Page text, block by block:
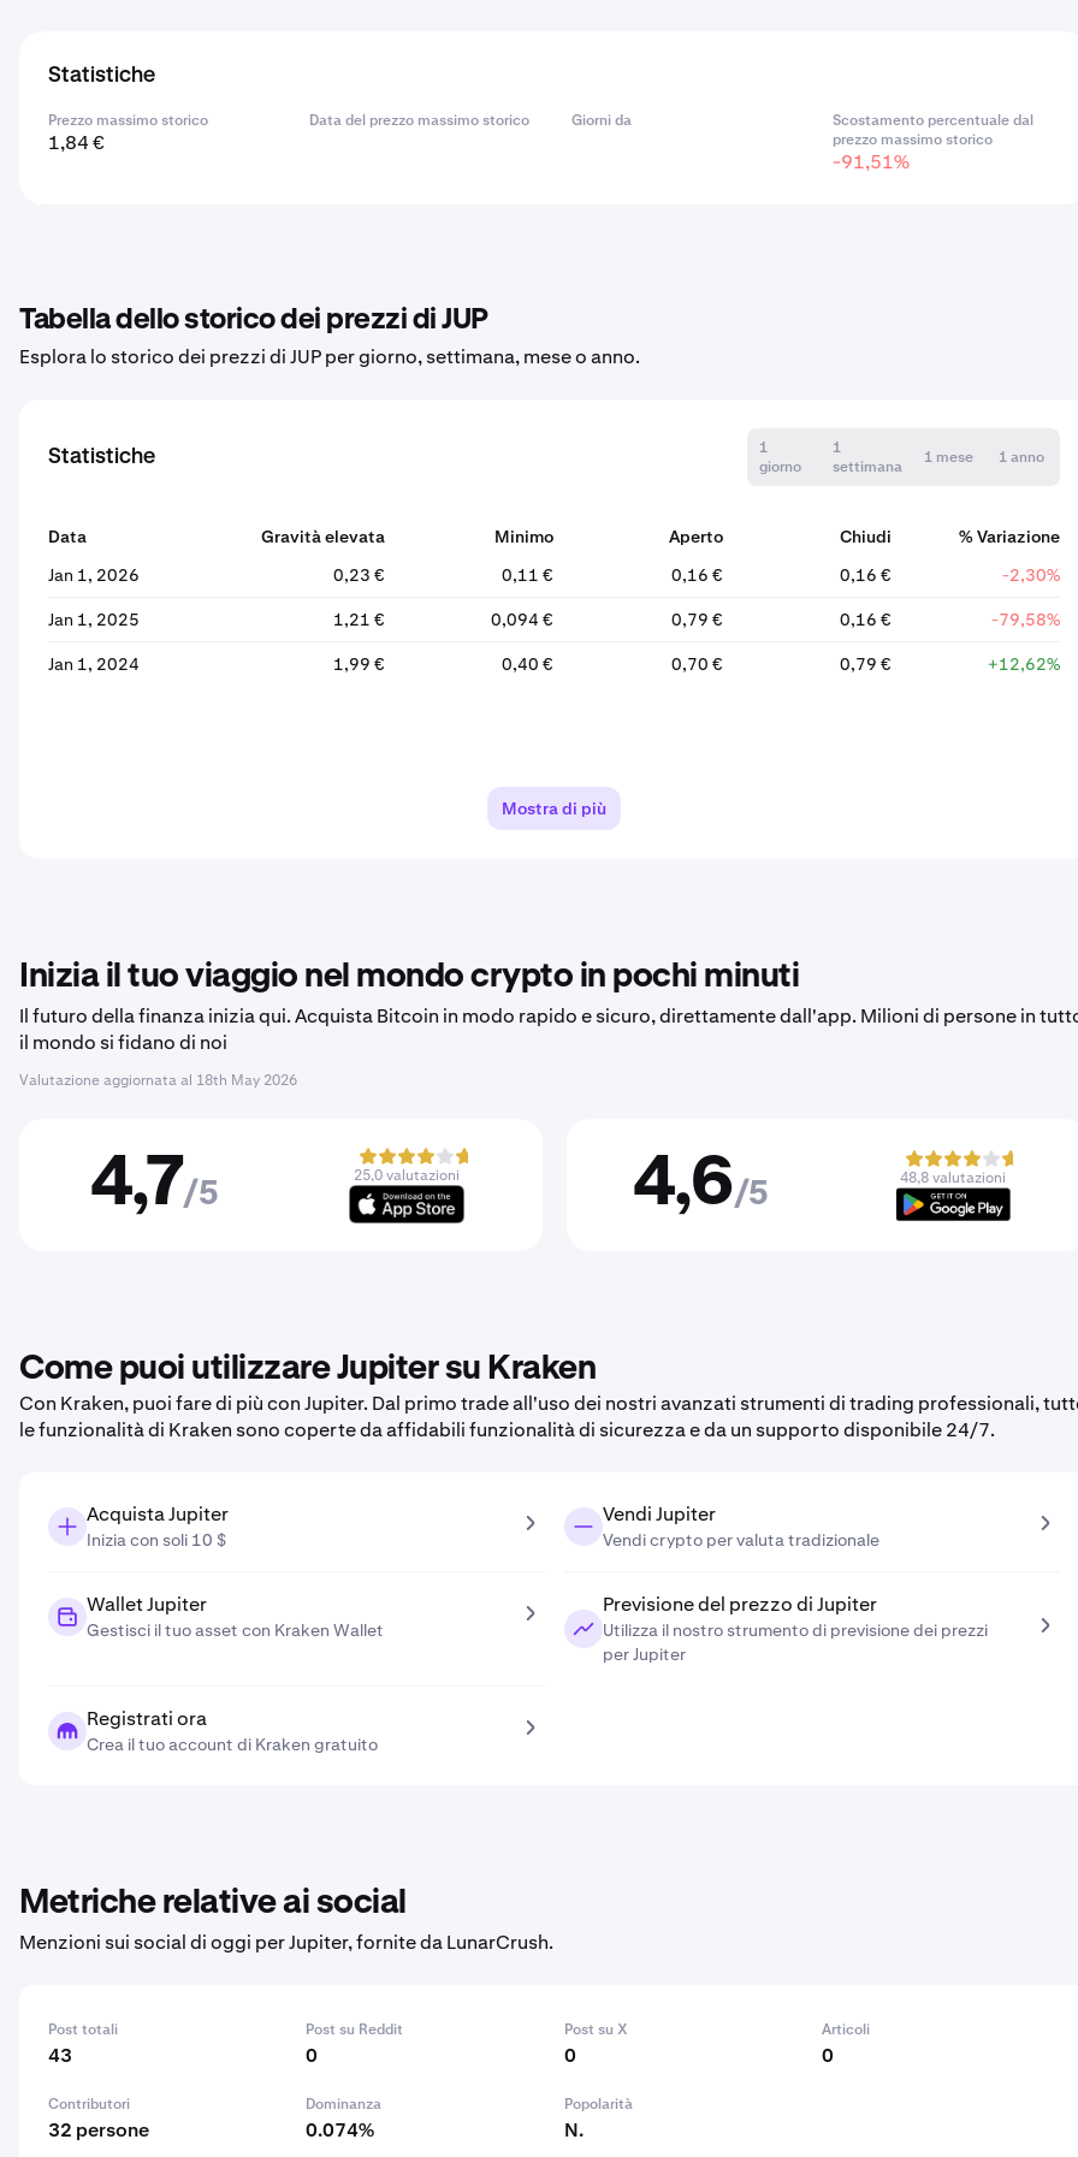
Statistiche
Prezzo massimo storico
1,84 €
Data del prezzo massimo storico Giorni da
Scostamento percentuale dal
prezzo massimo storico
-91,51%
Tabella dello storico dei prezzi di JUP
Esplora lo storico dei prezzi di JUP per giorno, settimana, mese o anno.
Statistiche
1
giorno
1
settimana
1 mese 1 anno
Data Gravità elevata Minimo Aperto Chiudi
% Variazione
Jan 1, 2026
0,23 € 0,11 € 0,16 € 0,16 € -2,30%
Jan 1, 2025 1,21 € 0,094 € 0,79 € 0,16 € -79,58%
Jan 1, 2024 1,99 € 0,40 € 0,70 € 0,79 € +12,62%
Mostra di più
Inizia il tuo viaggio nel mondo crypto in pochi minuti
Il futuro della finanza inizia qui. Acquista Bitcoin in modo rapido e sicuro, direttamente dall'app. Milioni di persone in
il mondo si fidano di noi
Valutazione aggiornata al 18th May 2026
4,7/5
25,0 valutazioni 4,6/5
48,8 valutazioni
Come puoi utilizzare Jupiter su Kraken
Con Kraken, puoi fare di più con Jupiter. Dal primo trade all'uso dei nostri avanzati strumenti di trading professionali,
le funzionalità di Kraken sono coperte da affidabili funzionalità di sicurezza e da un supporto disponibile 24/7.
Acquista Jupiter
Inizia con soli 10 $
Vendi Jupiter
Vendi crypto per valuta tradizionale
Wallet Jupiter
Gestisci il tuo asset con Kraken Wallet
Previsione del prezzo di Jupiter
Utilizza il nostro strumento di previsione dei prezzi
per Jupiter
Registrati ora
Crea il tuo account di Kraken gratuito
Metriche relative ai social
Menzioni sui social di oggi per Jupiter, fornite da LunarCrush.
Post totali
43
Post su Reddit
0
Post su X
0
Articoli
0
Contributori
32 persone
Dominanza
0.074%
Popolarità
N.